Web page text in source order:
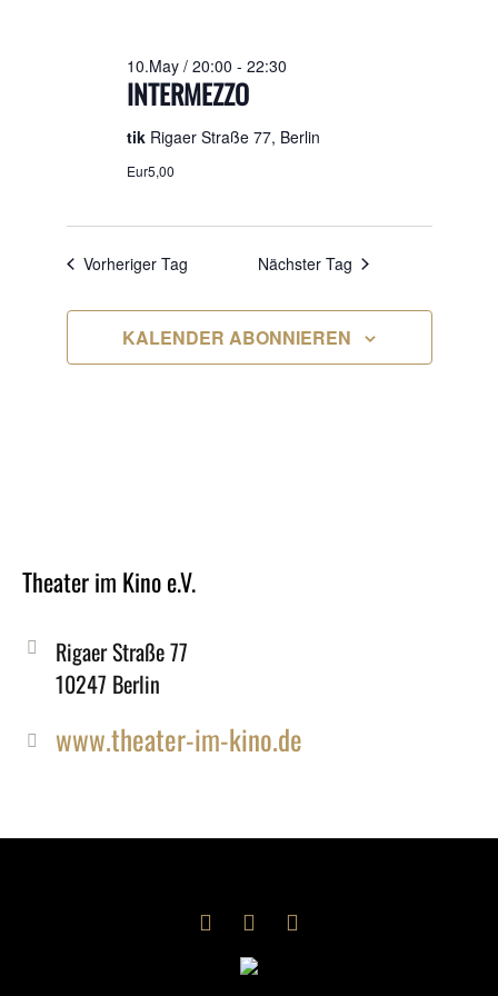
2026
INTERMEZZO
10.May / 20:00 - 22:30
tik Rigaer Straße 77, Berlin
Eur5,00
Vorheriger Tag Nächster Tag
KALENDER ABONNIEREN
Theater im Kino e.V.
Rigaer Straße 77
10247 Berlin
www.theater-im-kino.de